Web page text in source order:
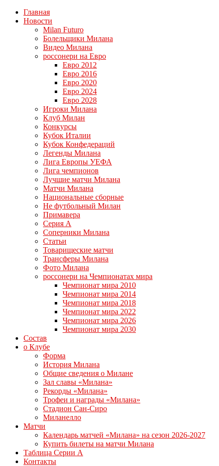
Главная
Новости
Milan Futuro
Болельщики Милана
Видео Милана
россонери на Евро
Евро 2012
Евро 2016
Евро 2020
Евро 2024
Евро 2028
Игроки Милана
Клуб Милан
Конкурсы
Кубок Италии
Кубок Конфедераций
Легенды Милана
Лига Европы УЕФА
Лига чемпионов
Лучшие матчи Милана
Матчи Милана
Национальные сборные
Не футбольный Милан
Примавера
Серия А
Соперники Милана
Статьи
Товарищеские матчи
Трансферы Милана
Фото Милана
россонери на Чемпионатах мира
Чемпионат мира 2010
Чемпионат мира 2014
Чемпионат мира 2018
Чемпионат мира 2022
Чемпионат мира 2026
Чемпионат мира 2030
Состав
о Клубе
Форма
История Милана
Общие сведения о Милане
Зал славы «Милана»
Рекорды «Милана»
Трофеи и награды «Милана»
Стадион Сан-Сиро
Миланелло
Матчи
Календарь матчей «Милана» на сезон 2026-2027
Купить билеты на матчи Милана
Таблица Серии А
Контакты